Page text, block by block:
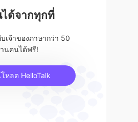
ได้จากทุกที่
เจ้าของภาษากว่า 50
นคนได้ฟรี!
หลด HelloTalk